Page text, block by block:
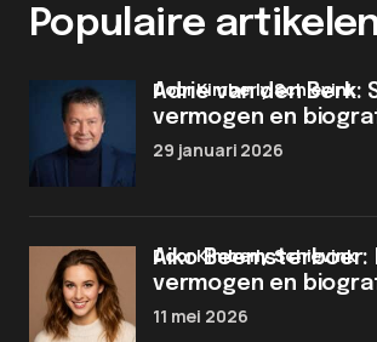
Populaire
Adrie van den Berk:
vermogen en
door Kimberly Schievink
29 januari 2026
Aiko Beemsterboer:
vermogen en
door Kimberly Schievink
11 mei 2026